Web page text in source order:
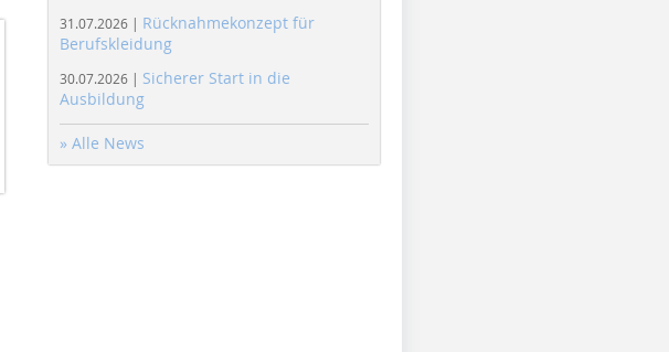
31.07.2026 | Rücknahmekonzept für
Berufskleidung
30.07.2026 | Sicherer Start in die
Ausbildung
» Alle News